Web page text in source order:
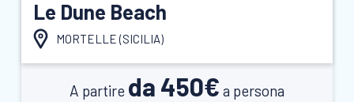
Le Dune Beach
MORTELLE (SICILIA)
A partire da 450€ a persona